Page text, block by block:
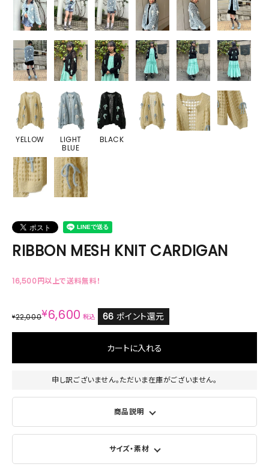
YELLOW
LIGHT
BLUE
BLACK
RIBBON MESH KNIT CARDIGAN
16,500円以上で送料無料！
¥22,000¥6,600 税込 66 ポイント還元
カートに入れる
申し訳ございません。ただいま在庫がございません。
商品説明
サイズ・素材